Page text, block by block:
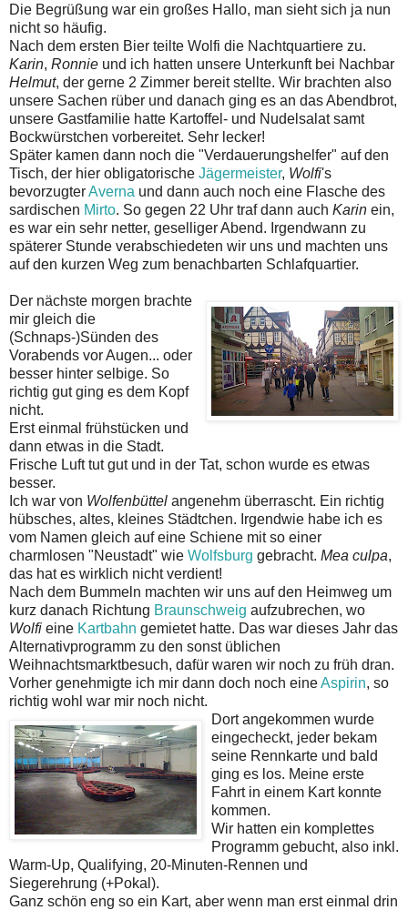
Die Begrüßung war ein großes Hallo, man sieht sich ja nun
nicht so häufig.
Nach dem ersten Bier teilte Wolfi die Nachtquartiere zu.
Karin, Ronnie und ich hatten unsere Unterkunft bei Nachbar
Helmut, der gerne 2 Zimmer bereit stellte. Wir brachten also
unsere Sachen rüber und danach ging es an das Abendbrot,
unsere Gastfamilie hatte Kartoffel- und Nudelsalat samt
Bockwürstchen vorbereitet. Sehr lecker!
Später kamen dann noch die "Verdauerungshelfer" auf den
Tisch, der hier obligatorische Jägermeister, Wolfi's
bevorzugterAverna und dann auch noch eine Flasche des
sardischen Mirto. So gegen 22 Uhr traf dann auch Karin ein,
es war ein sehr netter, geselliger Abend. Irgendwann zu
späterer Stunde verabschiedeten wir uns und machten uns
auf den kurzen Weg zum benachbarten Schlafquartier.
Der nächste morgen brachte
mir gleich die
(Schnaps-)Sünden des
Vorabends vor Augen... oder
besser hinter selbige. So
richtig gut ging es dem Kopf
nicht.
Erst einmal frühstücken und
dann etwas in die Stadt.
Frische Luft tut gut und in der Tat, schon wurde es etwas
besser.
Ich war von Wolfenbüttel angenehm überrascht. Ein richtig
hübsches, altes, kleines Städtchen. Irgendwie habe ich es
vom Namen gleich auf eine Schiene mit so einer
charmlosen "Neustadt" wie Wolfsburg gebracht. Mea culpa,
das hat es wirklich nicht verdient!
Nach dem Bummeln machten wir uns auf den Heimweg um
kurz danach Richtung Braunschweig aufzubrechen, wo
Wolfi eine Kartbahn gemietet hatte. Das war dieses Jahr das
Alternativprogramm zu den sonst üblichen
Weihnachtsmarktbesuch, dafür waren wir noch zu früh dran.
Vorher genehmigte ich mir dann doch noch eineAspirin, so
richtig wohl war mir noch nicht.
Dort angekommen wurde
eingecheckt, jeder bekam
seine Rennkarte und bald
ging es los. Meine erste
Fahrt in einem Kart konnte
kommen.
Wir hatten ein komplettes
Programm gebucht, also inkl.
Warm-Up, Qualifying, 20-Minuten-Rennen und
Siegerehrung (+Pokal).
Ganz schön eng so ein Kart, aber wenn man erst einmal drin